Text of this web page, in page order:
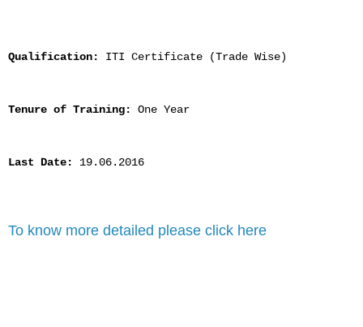
Qualification: ITI Certificate (Trade Wise)
Tenure of Training: One Year
Last Date: 19.06.2016
To know more detailed please click here